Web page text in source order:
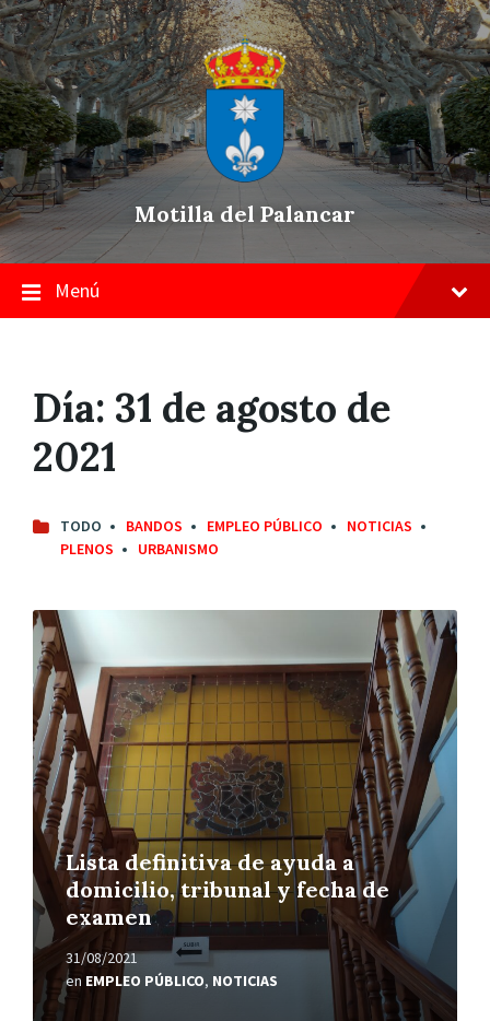
Skip
to
content
Saltar
a
la
navegación
principal
Saltar
a
pie
de
página
Motilla del Palancar
Menú
Día: 31 de agosto de
2021
TODO BANDOS EMPLEO PÚBLICO
NOTICIAS
PLENOS
URBANISMO
Lista definitiva de ayuda a
domicilio, tribunal y fecha de
examen
31/08/2021
en EMPLEO PÚBLICO, NOTICIAS
Leer
más